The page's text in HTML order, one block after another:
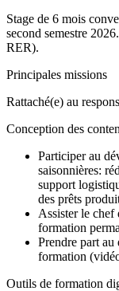
Stage de 6 mois
second semestre
RER).
Principales missions
Rattaché(e) au
Conception des
Participer au
saisonnières:
support
des prêts
Assister le chef
formation
Prendre part
formation
Outils de formation